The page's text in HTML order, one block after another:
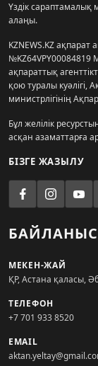
Үздік
алаңы.
KZNEWS.KZ ақпарат
№KZ64VPY00084819
ақпараттық
қою туралы куәлігі,
министрлігінің
Бұл желілік
асқан азаматтарға
БІЗГЕ ЖАЗЫЛУ
БАЙЛАНЫС
МЕКЕН-ЖАЙ
ҚР, Астана қаласы,
ТЕЛЕФОН
+7 701 933 8520
EMAIL